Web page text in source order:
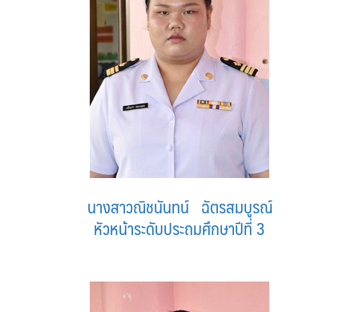
นางสาวณิชนันทน์ ฉัตรสมบูรณ์
หัวหน้าระดับประถมศึกษาปีที่ 3